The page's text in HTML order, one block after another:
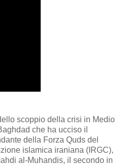
scoppio della crisi in Medio
che ha ucciso il
della Forza Quds del
islamica iraniana (IRGC),
al-Muhandis, il secondo in